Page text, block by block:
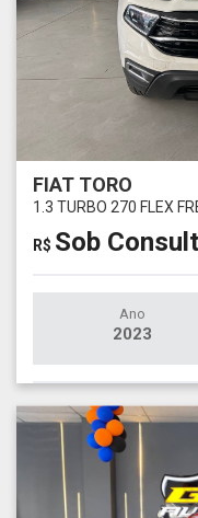
FIAT TORO
1.3 TURBO 270 FLEX
R$ Sob
Ano
2023